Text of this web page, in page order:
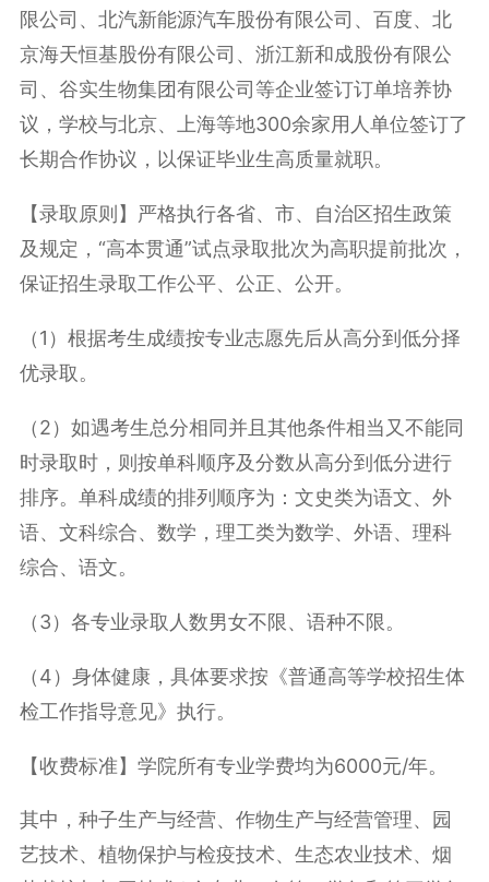
限公司、北汽新能源汽车股份有限公司、百度、北
京海天恒基股份有限公司、浙江新和成股份有限公
司、谷实生物集团有限公司等企业签订订单培养协
议，学校与北京、上海等地300余家用人单位签订了
长期合作协议，以保证毕业生高质量就职。
【录取原则】严格执行各省、市、自治区招生政策
及规定，“高本贯通”试点录取批次为高职提前批次，
保证招生录取工作公平、公正、公开。
（1）根据考生成绩按专业志愿先后从高分到低分择
优录取。
（2）如遇考生总分相同并且其他条件相当又不能同
时录取时，则按单科顺序及分数从高分到低分进行
排序。单科成绩的排列顺序为：文史类为语文、外
语、文科综合、数学，理工类为数学、外语、理科
综合、语文。
（3）各专业录取人数男女不限、语种不限。
（4）身体健康，具体要求按《普通高等学校招生体
检工作指导意见》执行。
【收费标准】学院所有专业学费均为6000元/年。
其中，种子生产与经营、作物生产与经营管理、园
艺技术、植物保护与检疫技术、生态农业技术、烟